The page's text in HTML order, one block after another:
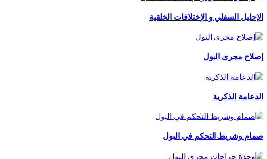
الإحليل السفلي و الإختلافات الخلقية
إصلاح مجرى البول
الدعامة الذكرية
صمام وشريط التحكم في البول